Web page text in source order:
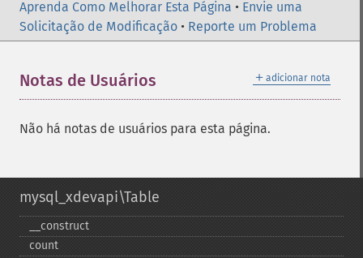
Aprenda Como Melhorar Esta Página • Envie uma
Solicitação de Modificação • Reporte um Problema
＋ adicionar nota
Notas de Usuários
Não há notas de usuários para esta página.
mysql_xdevapi\Table
_​_​construct
count